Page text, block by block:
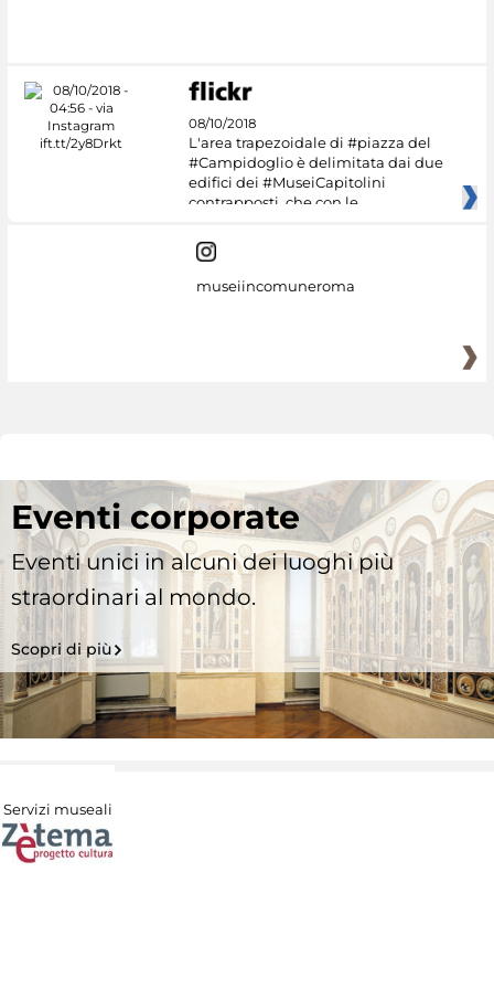
08/10/2018
L'area trapezoidale di #piazza del
#Campidoglio è delimitata dai due
edifici dei #MuseiCapitolini
contrapposti, che con le
museiincomuneroma
Eventi corporate
Eventi unici in alcuni dei luoghi più
straordinari al mondo.
Scopri di più
Servizi museali